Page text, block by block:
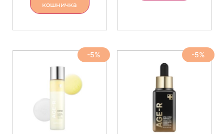
кошничка
-5% -5%